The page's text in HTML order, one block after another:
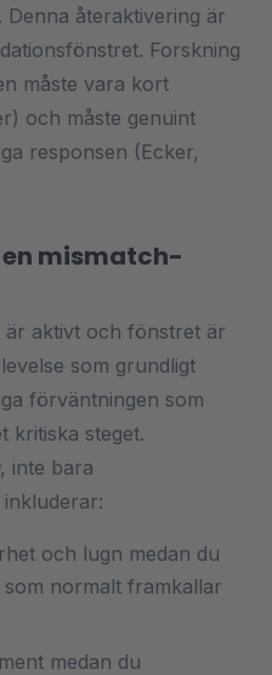
Denna återaktivering är
Forskning
måste vara kort
och måste genuint
responsen (Ecker,
mismatch-
aktivt och fönstret är
som grundligt
förväntningen som
kritiska steget.
, inte bara
inkluderar:
och lugn medan du
normalt framkallar
medan du